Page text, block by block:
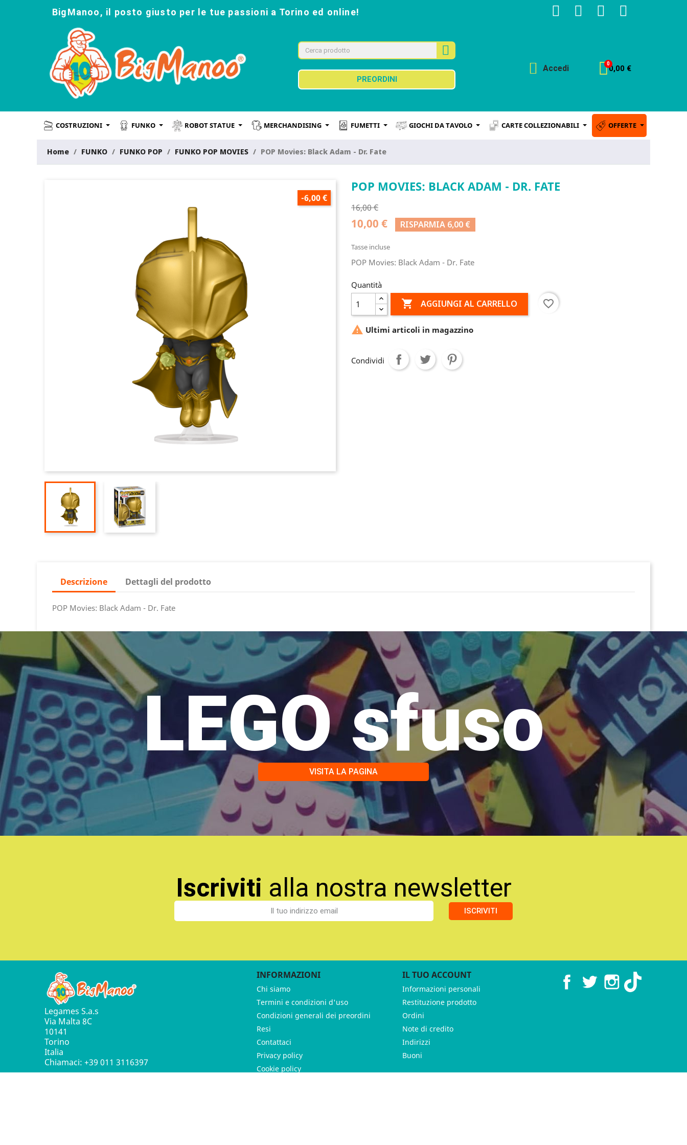
BigManoo, il posto giusto per le tue passioni a Torino ed online!
PREORDINI
Accedi 0,00 €
COSTRUZIONI FUNKO ROBOT STATUE MERCHANDISING FUMETTI GIOCHI DA TAVOLO CARTE COLLEZIONABILI OFFERTE
Home FUNKO FUNKO POP FUNKO POP MOVIES POP Movies: Black Adam - Dr. Fate
-6,00 €
POP MOVIES: BLACK ADAM - DR. FATE
16,00 €
10,00 € RISPARMIA 6,00 €
Tasse incluse
POP Movies: Black Adam - Dr. Fate
Quantità
 AGGIUNGI AL CARRELLO favorite_border
 Ultimi articoli in magazzino
Condividi
Descrizione Dettagli del prodotto
POP Movies: Black Adam - Dr. Fate
LEGO sfuso
VISITA LA PAGINA
Iscriviti alla nostra newsletter
ISCRIVITI
Legames S.a.s
Via Malta 8C
10141
Torino
Italia
Chiamaci: +39 011 3116397
INFORMAZIONI
Chi siamo
Termini e condizioni d'uso
Condizioni generali dei preordini
Resi
Contattaci
Privacy policy
Cookie policy
IL TUO ACCOUNT
Informazioni personali
Restituzione prodotto
Ordini
Note di credito
Indirizzi
Buoni
FacebookTwitter Instagram